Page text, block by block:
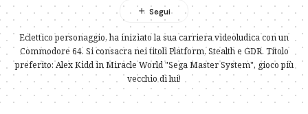
Eclettico personaggio, ha iniziato la sua carriera videoludica con un
Commodore 64. Si consacra nei titoli Platform, Stealth e GDR. Titolo
preferito: Alex Kidd in Miracle World "Sega Master System", gioco più
vecchio di lui!